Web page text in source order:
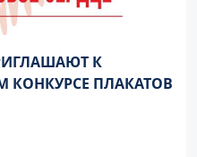
К
КОНКУРСЕ ПЛАКАТОВ